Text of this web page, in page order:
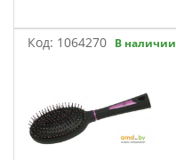
Код: 1064270 В наличии